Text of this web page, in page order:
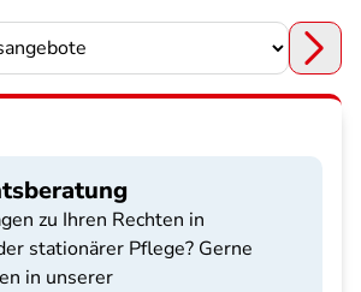
zu Ihren Rechten in
stationärer Pflege? Gerne
in unserer